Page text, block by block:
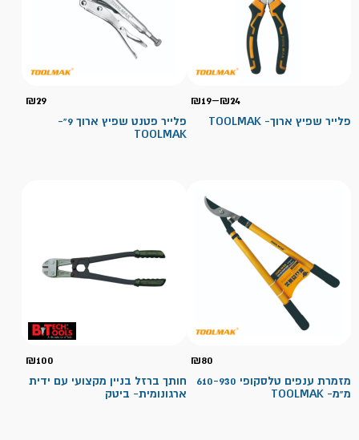
₪19–₪24
עד
פלייר שפיץ ארוך- TOOLMAK
₪29
פלייר פטנט שפיץ ארוך 9"-
TOOLMAK
₪80
מזמרת ענפים טלסקופי 610-930
מ"מ- TOOLMAK
₪100
חותך ברזל בניין מקצועי עם ידית
ארגונומית- ביטק